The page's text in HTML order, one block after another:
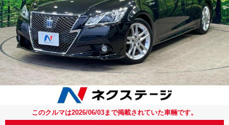
このクルマは2026/06/03まで掲載されていた車輛です。